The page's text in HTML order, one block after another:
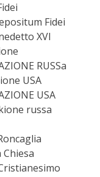
Fidei
XVI
RUSSa
USA
USA
russa